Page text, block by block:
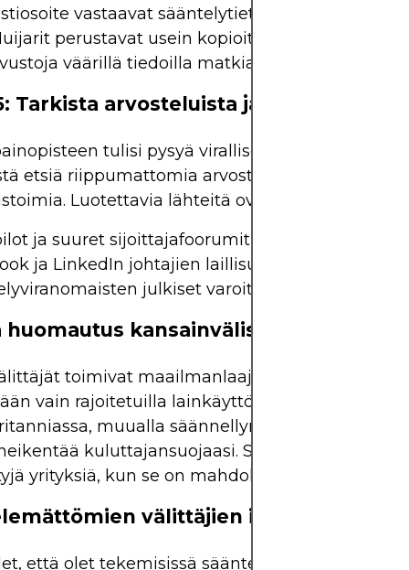
vastaavat sääntelytietokannassa
perustavat usein kopioita tai kloonattuja
väärillä tiedoilla matkiakseen laillisia
Tarkista arvosteluista ja julkisista
tulisi pysyä virallisessa
etsiä riippumattomia arvosteluja,
Luotettavia lähteitä ovat:
ja suuret sijoittajafoorumit
ja LinkedIn johtajien laillisuuden
julkiset varoituslistat
huomautus kansainvälisistä välittäjistä
toimivat maailmanlaajuisesti, mutta niitä
vain rajoitetuilla lainkäyttöalueilla. Jos olet
muualla säännellyn välittäjän
kuluttajansuojaasi. Suosi aina
yrityksiä, kun se on mahdollista.
välittäjien ilmoittaminen
että olet tekemisissä sääntelemättömän